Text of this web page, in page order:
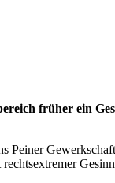
früher ein
Peiner